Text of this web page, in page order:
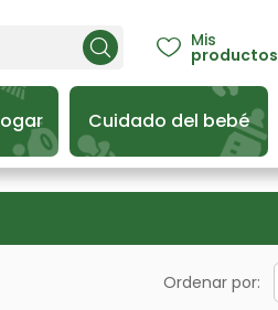
 Mis
productos
Cuidado del bebé
Ordenar por: